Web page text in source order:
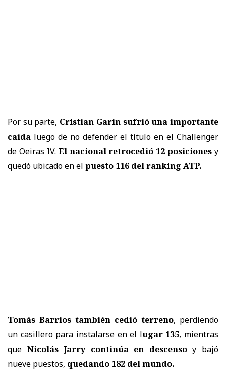
Por su parte, Cristian Garin sufrió una importante
caída luego de no defender el título en el Challenger
de Oeiras IV. El nacional retrocedió 12 posiciones y
quedó ubicado en el puesto 116 del ranking ATP.
Tomás Barrios también cedió terreno, perdiendo
un casillero para instalarse en el lugar 135, mientras
que Nicolás Jarry continúa en descensoy bajó
nueve puestos, quedando 182 del mundo.